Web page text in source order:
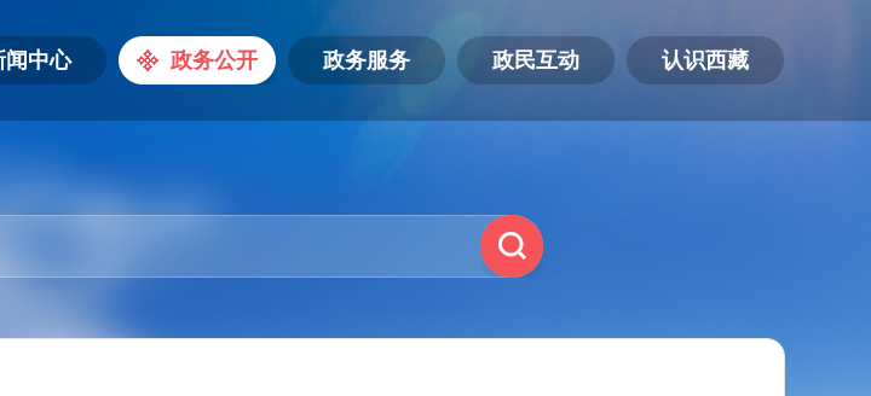
闻中心 政务公开 政务服务 政民互动 认识西藏